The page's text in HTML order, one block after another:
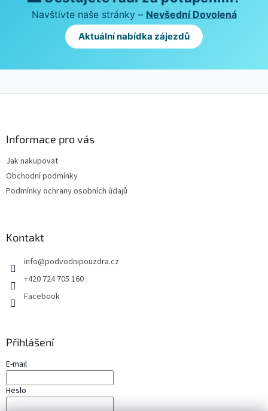
Navštivte naše stránky – Nevšední Dovolená
Aktuální nabídka zájezdů
Informace pro vás
Jak nakupovat
Obchodní podmínky
Podmínky ochrany osobních údajů
Kontakt
info@podvodnipouzdra.cz
+420 724 705 160
Facebook
Přihlášení
E-mail
Heslo